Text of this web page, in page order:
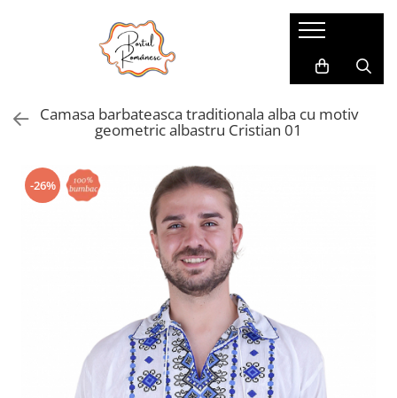
Pijamale Dama Marimi Mari
Pijamale Baieti
Pijamale Fetite
Imbracaminte copii
Imbracaminte Baieti
Camasa barbateasca traditionala alba cu motiv
geometric albastru Cristian 01
-26%